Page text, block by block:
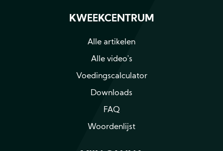
KWEEKCENTRUM
Alle artikelen
Alle video's
Voedingscalculator
Downloads
FAQ
Woordenlijst